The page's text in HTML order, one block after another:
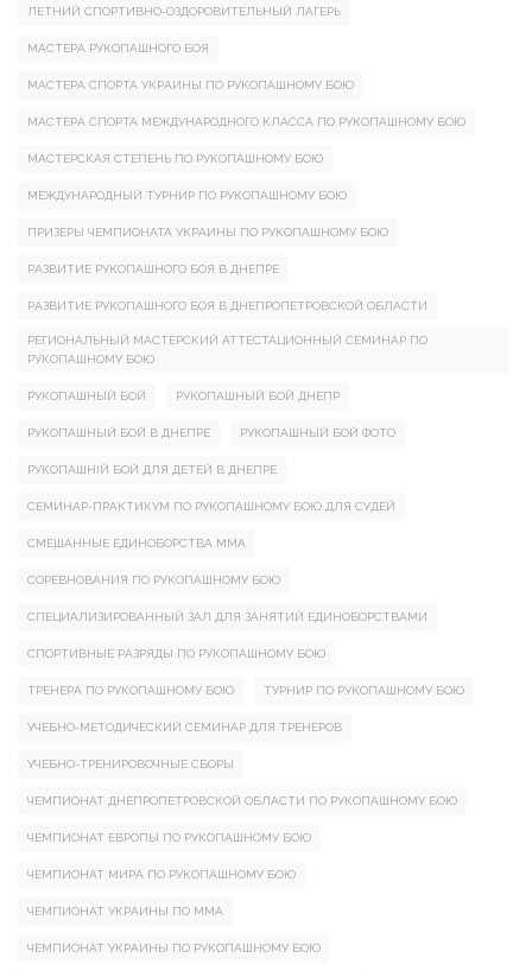
ЛЕТНИЙ СПОРТИВНО-ОЗДОРОВИТЕЛЬНЫЙ ЛАГЕРЬ
МАСТЕРА РУКОПАШНОГО БОЯ
МАСТЕРА СПОРТА УКРАИНЫ ПО РУКОПАШНОМУ БОЮ
МАСТЕРА СПОРТА МЕЖДУНАРОДНОГО КЛАССА ПО РУКОПАШНОМУ БОЮ
МАСТЕРСКАЯ СТЕПЕНЬ ПО РУКОПАШНОМУ БОЮ
МЕЖДУНАРОДНЫЙ ТУРНИР ПО РУКОПАШНОМУ БОЮ
ПРИЗЕРЫ ЧЕМПИОНАТА УКРАИНЫ ПО РУКОПАШНОМУ БОЮ
РАЗВИТИЕ РУКОПАШНОГО БОЯ В ДНЕПРЕ
РАЗВИТИЕ РУКОПАШНОГО БОЯ В ДНЕПРОПЕТРОВСКОЙ ОБЛАСТИ
РЕГИОНАЛЬНЫЙ МАСТЕРСКИЙ АТТЕСТАЦИОННЫЙ СЕМИНАР ПО
РУКОПАШНОМУ БОЮ
РУКОПАШНЫЙ БОЙ РУКОПАШНЫЙ БОЙ ДНЕПР
РУКОПАШНЫЙ БОЙ В ДНЕПРЕ РУКОПАШНЫЙ БОЙ ФОТО
РУКОПАШНІЙ БОЙ ДЛЯ ДЕТЕЙ В ДНЕПРЕ
СЕМИНАР-ПРАКТИКУМ ПО РУКОПАШНОМУ БОЮ ДЛЯ СУДЕЙ
СМЕШАННЫЕ ЕДИНОБОРСТВА ММА
СОРЕВНОВАНИЯ ПО РУКОПАШНОМУ БОЮ
СПЕЦИАЛИЗИРОВАННЫЙ ЗАЛ ДЛЯ ЗАНЯТИЙ ЕДИНОБОРСТВАМИ
СПОРТИВНЫЕ РАЗРЯДЫ ПО РУКОПАШНОМУ БОЮ
ТРЕНЕРА ПО РУКОПАШНОМУ БОЮ ТУРНИР ПО РУКОПАШНОМУ БОЮ
УЧЕБНО-МЕТОДИЧЕСКИЙ СЕМИНАР ДЛЯ ТРЕНЕРОВ
УЧЕБНО-ТРЕНИРОВОЧНЫЕ СБОРЫ
ЧЕМПИОНАТ ДНЕПРОПЕТРОВСКОЙ ОБЛАСТИ ПО РУКОПАШНОМУ БОЮ
ЧЕМПИОНАТ ЕВРОПЫ ПО РУКОПАШНОМУ БОЮ
ЧЕМПИОНАТ МИРА ПО РУКОПАШНОМУ БОЮ
ЧЕМПИОНАТ УКРАИНЫ ПО ММА
ЧЕМПИОНАТ УКРАИНЫ ПО РУКОПАШНОМУ БОЮ